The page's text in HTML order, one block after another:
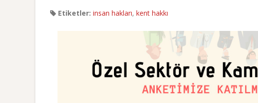
Etiketler: insan hakları, kent hakkı